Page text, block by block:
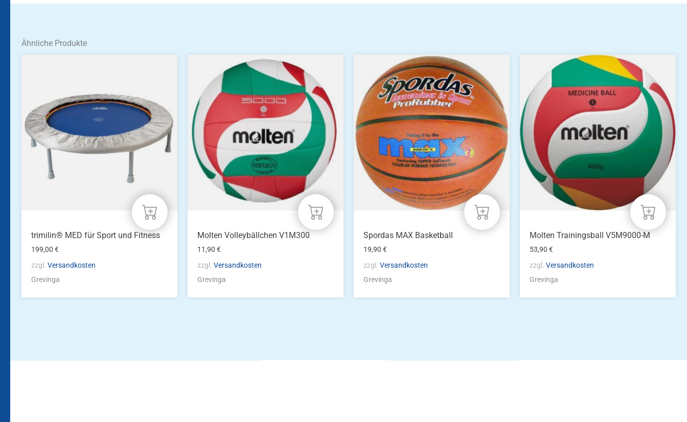
Ähnliche Produkte
trimilin® MED für Sport und Fitness
199,00€
zzgl.Versandkosten
Grevinga
Molten Volleybällchen V1M300
11,90€
zzgl.Versandkosten
Grevinga
Spordas MAX Basketball
19,90€
zzgl.Versandkosten
Grevinga
Molten Trainingsball V5M9000-M
53,90€
zzgl.Versandkosten
Grevinga